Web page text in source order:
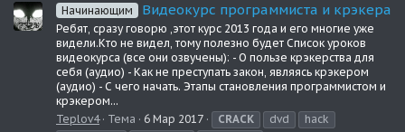
Начинающим Видеокурс программиста и крэкера
Ребят, сразу говорю ,этот курс 2013 года и его многие уже
видели.Кто не видел, тому полезно будет Список уроков
видеокурса (все они озвучены): - О пользе крэкерства для
себя (аудио) - Как не преступать закон, являясь крэкером
(аудио) - С чего начать. Этапы становления программистом и
крэкером...
Teplov4
Тема 6 Мар 2017 CRACK dvd
hack